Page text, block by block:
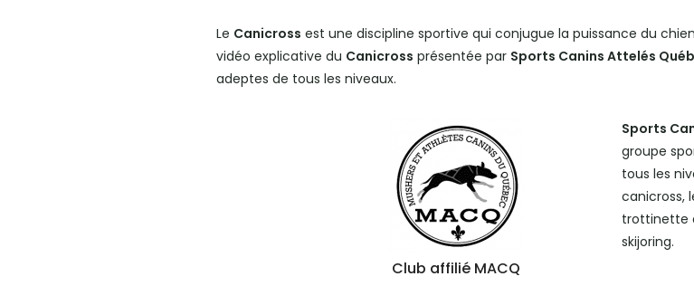
Le Canicross est une discipline sportive qui conjugue la puissance du
vidéo explicative du Canicross présentée par Sports Canins Attelés
adeptes de tous les niveaux.
Club affilié MACQ
Sports
groupe
tous les
canicross,
trottinette
skijoring.